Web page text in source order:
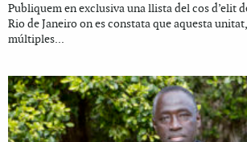
Publiquem en exclusiva una llista del cos d’elit
Rio de Janeiro on es constata que aquesta
múltiples...